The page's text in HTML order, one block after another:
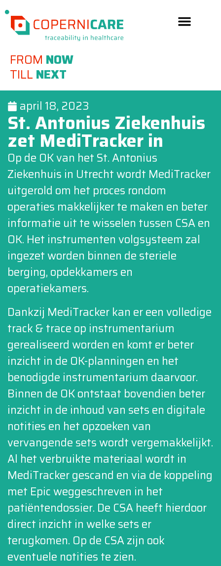
FROM NOW
TILL NEXT
april 18, 2023
St. Antonius Ziekenhuis
zet MediTracker in
Op de OK van het St. Antonius
Ziekenhuis in Utrecht wordt MediTracker
uitgerold om het proces rondom
operaties makkelijker te maken en beter
informatie uit te wisselen tussen CSA en
OK. Het instrumenten volgsysteem zal
ingezet worden binnen de steriele
berging, opdekkamers en
operatiekamers.
Dankzij MediTracker kan er een volledige
track & trace op instrumentarium
gerealiseerd worden en komt er beter
inzicht in de OK-planningen en het
benodigde instrumentarium daarvoor.
Binnen de OK ontstaat bovendien beter
inzicht in de inhoud van sets en digitale
notities en het opzoeken van
vervangende sets wordt vergemakkelijkt.
Al het verbruikte materiaal wordt in
MediTracker gescand en via de koppeling
met Epic weggeschreven in het
patiëntendossier. De CSA heeft hierdoor
direct inzicht in welke sets er
terugkomen. Op de CSA zijn ook
eventuele notities te zien.